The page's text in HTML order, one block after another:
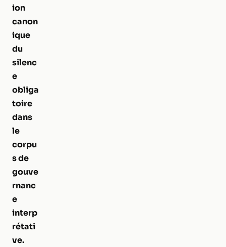
ion
canon
ique
du
silenc
e
obliga
toire
dans
le
corpu
s de
gouve
rnanc
e
interp
rétati
ve.